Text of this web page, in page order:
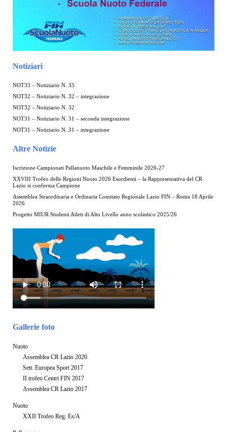
Notiziari
NOT33 – Notiziario N. 33
NOT32 – Notiziario N. 32 – integrazione
NOT32 – Notiziario N. 32
NOT31 – Notiziario N. 31 – seconda integrazione
NOT31 – Notiziario N. 31 – integrazione
Altre Notizie
Iscrizione Campionati Pallanuoto Maschile e Femminile 2026-27
XXVIII Trofeo delle Regioni Nuoto 2026 Esordienti – la Rappresentativa del CR
Lazio si conferma Campione
Assemblea Straordinaria e Ordinaria Comitato Regionale Lazio FIN – Roma 18 Aprile
2026
Progetto MIUR Studenti Atleti di Alto Livello anno scolastico 2025/26
Gallerie foto
Nuoto
Assemblea CR Lazio 2020
Sett. Europea Sport 2017
II trofeo Centri FIN 2017
Assemblea CR Lazio 2017
Nuoto
XXII Trofeo Reg. Es/A